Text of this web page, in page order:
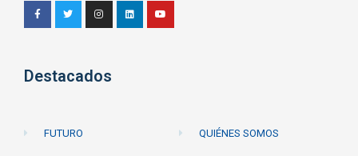
Destacados
FUTURO QUIÉNES SOMOS